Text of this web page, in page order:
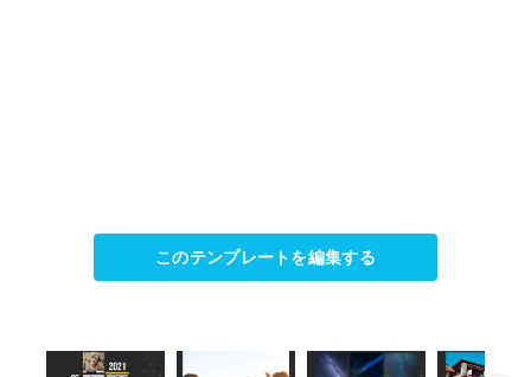
このテンプレートを編集する